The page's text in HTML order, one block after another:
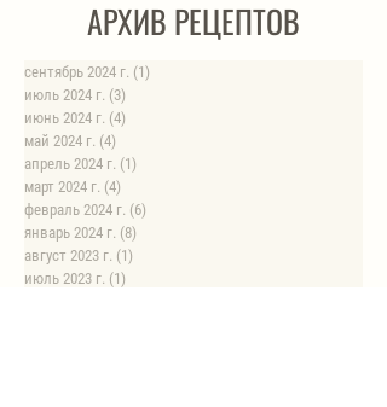
АРХИВ РЕЦЕПТОВ
сентябрь 2024 г. (1)
июль 2024 г. (3)
июнь 2024 г. (4)
май 2024 г. (4)
апрель 2024 г. (1)
март 2024 г. (4)
февраль 2024 г. (6)
январь 2024 г. (8)
август 2023 г. (1)
июль 2023 г. (1)